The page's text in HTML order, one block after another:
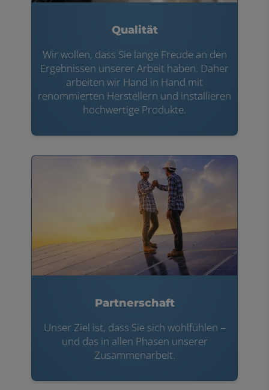
Qualität
Wir wollen, dass Sie lange Freude an den
Ergebnissen unserer Arbeit haben. Daher
arbeiten wir Hand in Hand mit
renommierten Herstellern und installieren
hochwertige Produkte.
Partnerschaft
Unser Ziel ist, dass Sie sich wohlfühlen –
und das in allen Phasen unserer
Zusammenarbeit.